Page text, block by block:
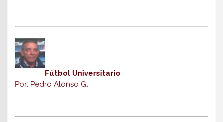
Fútbol Universitario
Por: Pedro Alonso G.